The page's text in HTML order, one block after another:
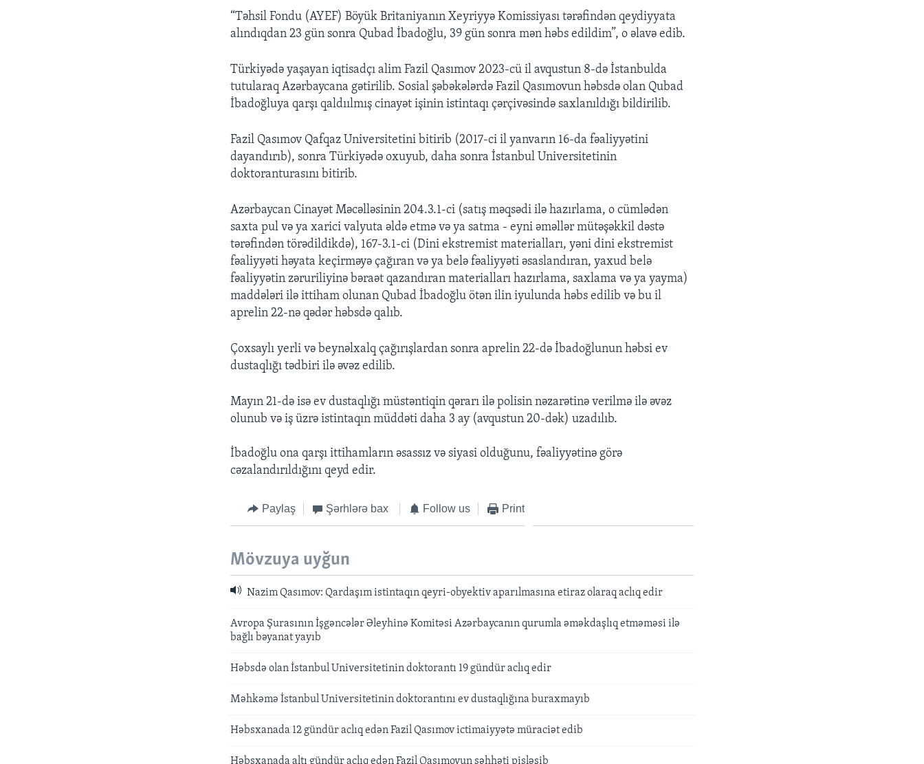
“Təhsil Fondu (AYEF) Böyük Britaniyanın Xeyriyyə Komissiyası tərəfindən qeydiyyata
alındıqdan 23 gün sonra Qubad İbadoğlu, 39 gün sonra mən həbs edildim”, o əlavə edib.
Türkiyədə yaşayan iqtisadçı alim Fazil Qasımov 2023-cü il avqustun 8-də İstanbulda
tutularaq Azərbaycana gətirilib. Sosial şəbəkələrdə Fazil Qasımovun həbsdə olan Qubad
İbadoğluya qarşı qaldıılmış cinayət işinin istintaqı çərçivəsində saxlanıldığı bildirilib.
Fazil Qasımov Qafqaz Universitetini bitirib (2017-ci il yanvarın 16-da fəaliyyətini
dayandırıb), sonra Türkiyədə oxuyub, daha sonra İstanbul Universitetinin
doktoranturasını bitirib.
Azərbaycan Cinayət Məcəlləsinin 204.3.1-ci (satış məqsədi ilə hazırlama, o cümlədən
saxta pul və ya xarici valyuta əldə etmə və ya satma - eyni əməllər mütəşəkkil dəstə
tərəfindən törədildikdə), 167-3.1-ci (Dini ekstremist materialları, yəni dini ekstremist
fəaliyyəti həyata keçirməyə çağıran və ya belə fəaliyyəti əsaslandıran, yaxud belə
fəaliyyətin zəruriliyinə bəraət qazandıran materialları hazırlama, saxlama və ya yayma)
maddələri ilə ittiham olunan Qubad İbadoğlu ötən ilin iyulunda həbs edilib və bu il
aprelin 22-nə qədər həbsdə qalıb.
Çoxsaylı yerli və beynəlxalq çağırışlardan sonra aprelin 22-də İbadoğlunun həbsi ev
dustaqlığı tədbiri ilə əvəz edilib.
Mayın 21-də isə ev dustaqlığı müstəntiqin qərarı ilə polisin nəzarətinə verilmə ilə əvəz
olunub və iş üzrə istintaqın müddəti daha 3 ay (avqustun 20-dək) uzadılıb.
İbadoğlu ona qarşı ittihamların əsassız və siyasi olduğunu, fəaliyyətinə görə
cəzalandırıldığını qeyd edir.
Paylaş Şərhlərə bax Follow us Print
Mövzuya uyğun
Nazim Qasımov: Qardaşım istintaqın qeyri-obyektiv aparılmasına etiraz olaraq aclıq edir
Avropa Şurasının İşgəncələr Əleyhinə Komitəsi Azərbaycanın qurumla əməkdaşlıq etməməsi ilə
bağlı bəyanat yayıb
Həbsdə olan İstanbul Universitetinin doktorantı 19 gündür aclıq edir
Məhkəmə İstanbul Universitetinin doktorantını ev dustaqlığına buraxmayıb
Həbsxanada 12 gündür aclıq edən Fazil Qasımov ictimaiyyətə müraciət edib
Həbsxanada altı gündür aclıq edən Fazil Qasımovun səhhəti pisləşib